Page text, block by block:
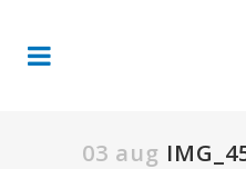
03 aug